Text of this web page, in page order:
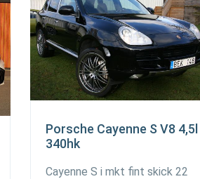
Porsche Cayenne S V8 4,5l
340hk
Cayenne S i mkt fint skick 22